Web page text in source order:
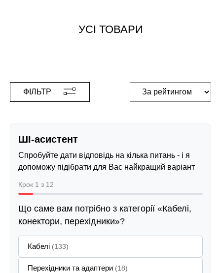
УСІ ТОВАРИ
ФІЛЬТР
ШІ-асистент
Спробуйте дати відповідь на кілька питань - і я
допоможу підібрати для Вас найкращий варіант
Крок 1 з 12
Що саме вам потрібно з категорії «Кабелі,
конектори, перехідники»?
Кабелі (133)
Перехідники та адаптери (18)